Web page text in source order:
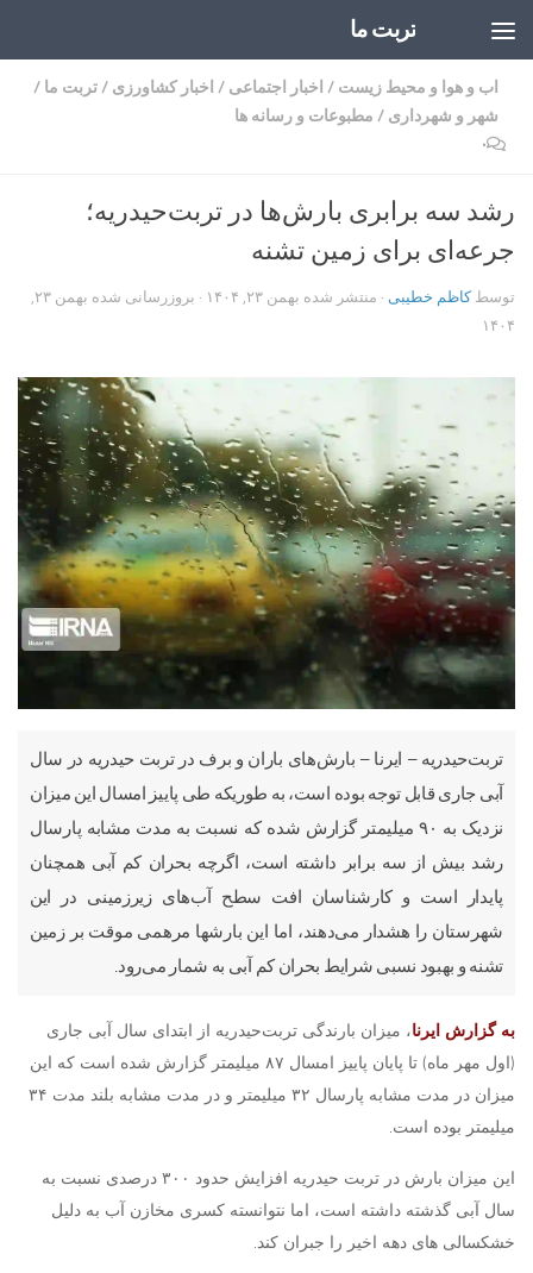
تربت ما
اب و هوا و محیط زیست / اخبار اجتماعی / اخبار کشاورزی /تربت ما /
شهر و شهرداری / مطبوعات و رسانه ها
۰
رشد سه برابری بارش‌ها در تربت‌حیدریه؛
جرعه‌ای برای زمین تشنه
توسطکاظم خطیبی · منتشر شده بهمن ۲۳, ۱۴۰۴ · بروزرسانی شده
بهمن ۲۳,
۱۴۰۴
تربت‌حیدریه – ایرنا – بارش‌های باران و برف در تربت حیدریه در سال
آبی جاری قابل توجه بوده است، به طوریکه طی پاییز امسال این میزان
نزدیک به ۹۰ میلیمتر گزارش شده که نسبت به مدت مشابه پارسال
رشد بیش از سه برابر داشته است، اگرچه بحران کم آبی همچنان
پایدار است و کارشناسان افت سطح آب‌های زیرزمینی در این
شهرستان را هشدار می‌دهند، اما این بارشها مرهمی موقت بر زمین
تشنه و بهبود نسبی شرایط بحران کم آبی به شمار می‌رود.
به گزارش ایرنا، میزان بارندگی تربت‌حیدریه از ابتدای سال آبی جاری
(اول مهر ماه) تا پایان پاییز امسال ۸۷ میلیمتر گزارش شده است که این
میزان در مدت مشابه پارسال ۳۲ میلیمتر و در مدت مشابه بلند مدت ۳۴
میلیمتر بوده است.
این میزان بارش در تربت حیدریه افزایش حدود ۳۰۰ درصدی نسبت به
سال آبی گذشته داشته است، اما نتوانسته کسری مخازن آب به دلیل
خشکسالی های دهه اخیر را جبران کند.